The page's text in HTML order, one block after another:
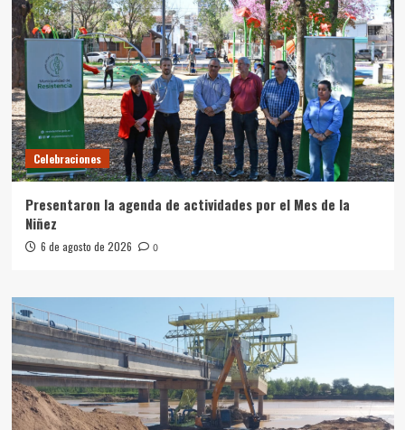
Celebraciones
Presentaron la agenda de actividades por el Mes de la
Niñez
6 de agosto de 2026 0